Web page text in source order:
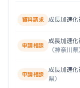
資料請求 成長加速化
申請相談
成長加速化
（神奈川県
申請相談
成長加速化
県）